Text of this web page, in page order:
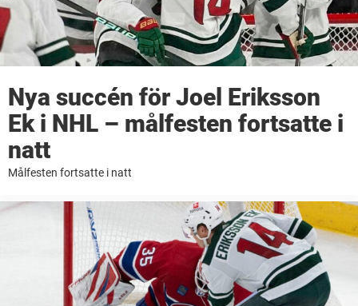
Nya succén för Joel Eriksson
Ek i NHL – målfesten fortsatte i
natt
Målfesten fortsatte i natt